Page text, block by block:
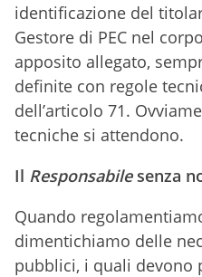
identificazione del
Gestore di PEC nel
apposito allegato,
definite con regole
dell’articolo 71.
tecniche si attendono.
Il Responsabilesenza
Quando
dimentichiamo delle
pubblici, i quali devono